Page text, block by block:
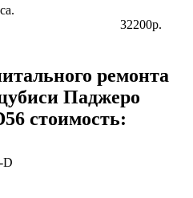
32200р.
ремонта
Паджеро
стоимость:
D